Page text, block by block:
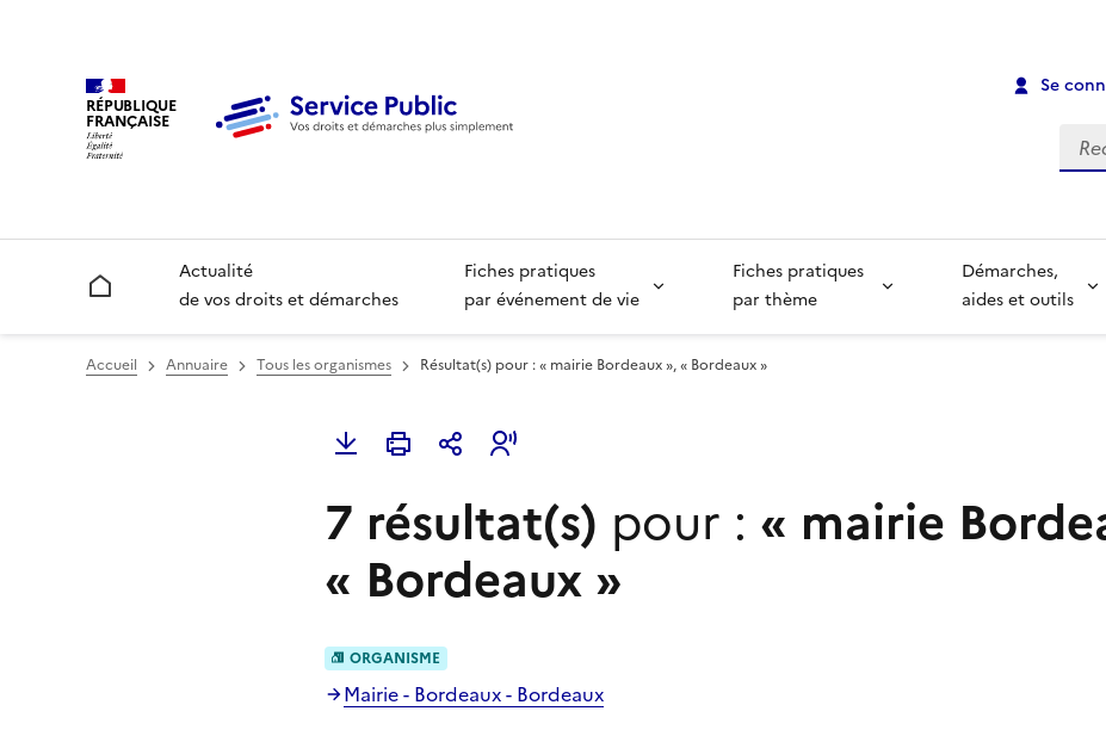
RÉPUBLIQUE
FRANÇAISE
Se
Accueil
Actualité
de vos droits et démarches
Fiches pratiques
par événement de vie
Fiches pratiques
par thème
Démarches,
aides et outils
Accueil Annuaire Tous les organismes Résultat(s) pour : « mairie Bordeaux », « Bordeaux »
7 résultat(s) pour : « mairie
« Bordeaux »
ORGANISME
Mairie - Bordeaux - Bordeaux